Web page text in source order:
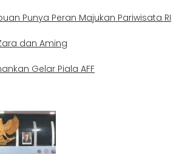
Punya Peran Majukan Pariwisata RI
dan Aming
Gelar Piala AFF